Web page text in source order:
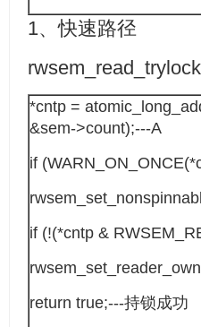
1、快速路径
*cntp =
&sem->count);---A
if
if (!(*cntp &
return true;---持锁成功